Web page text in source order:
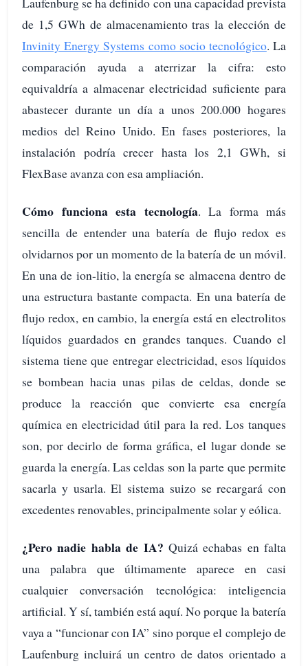
de 1,5 GWh de almacenamiento tras la elección de
Invinity Energy Systems como socio tecnológico. La
comparación ayuda a aterrizar la cifra: esto
equivaldría a almacenar electricidad suficiente para
abastecer durante un día a unos 200.000 hogares
medios del Reino Unido. En fases posteriores, la
instalación podría crecer hasta los 2,1 GWh, si
FlexBase avanza con esa ampliación.
Cómo funciona esta tecnología. La forma más
sencilla de entender una batería de flujo redox es
olvidarnos por un momento de la batería de un móvil.
En una de ion-litio, la energía se almacena dentro de
una estructura bastante compacta. En una batería de
flujo redox, en cambio, la energía está en electrolitos
líquidos guardados en grandes tanques. Cuando el
sistema tiene que entregar electricidad, esos líquidos
se bombean hacia unas pilas de celdas, donde se
produce la reacción que convierte esa energía
química en electricidad útil para la red. Los tanques
son, por decirlo de forma gráfica, el lugar donde se
guarda la energía. Las celdas son la parte que permite
sacarla y usarla. El sistema suizo se recargará con
excedentes renovables, principalmente solar y eólica.
¿Pero nadie habla de IA? Quizá echabas en falta
una palabra que últimamente aparece en casi
cualquier conversación tecnológica: inteligencia
artificial. Y sí, también está aquí. No porque la batería
vaya a “funcionar con IA” sino porque el complejo de
Laufenburg incluirá un centro de datos orientado a